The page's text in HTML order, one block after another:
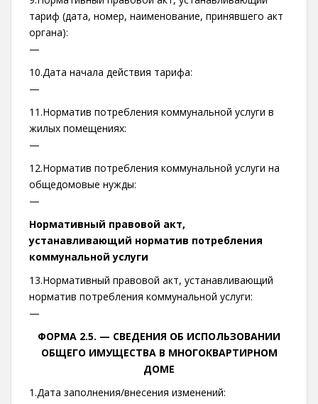
тариф (дата, номер, наименование, принявшего акт
органа):
—
10.Дата начала действия тарифа:
—
11.Норматив потребления коммунальной услуги в
жилых помещениях:
—
12.Норматив потребления коммунальной услуги на
общедомовые нужды:
—
Нормативный правовой акт,
устанавливающий норматив потребления
коммунальной услуги
13.Нормативный правовой акт, устанавливающий
норматив потребления коммунальной услуги:
—
ФОРМА 2.5. — СВЕДЕНИЯ ОБ ИСПОЛЬЗОВАНИИ
ОБЩЕГО ИМУЩЕСТВА В МНОГОКВАРТИРНОМ
ДОМЕ
1.Дата заполнения/внесения изменений: